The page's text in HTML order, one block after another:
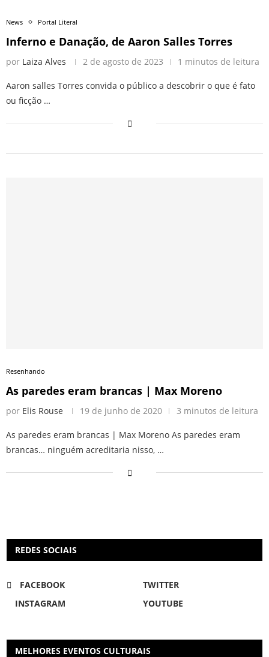
News Portal Literal
Inferno e Danação, de Aaron Salles Torres
por Laiza Alves 2 de agosto de 2023 1 minutos de leitura
Aaron salles Torres convida o público a descobrir o que é fato
ou ficção …
Resenhando
As paredes eram brancas | Max Moreno
por Elis Rouse 19 de junho de 2020 3 minutos de leitura
As paredes eram brancas | Max Moreno As paredes eram
brancas… ninguém acreditaria nisso, …
REDES SOCIAIS
FACEBOOK
TWITTER
INSTAGRAM
YOUTUBE
MELHORES EVENTOS CULTURAIS